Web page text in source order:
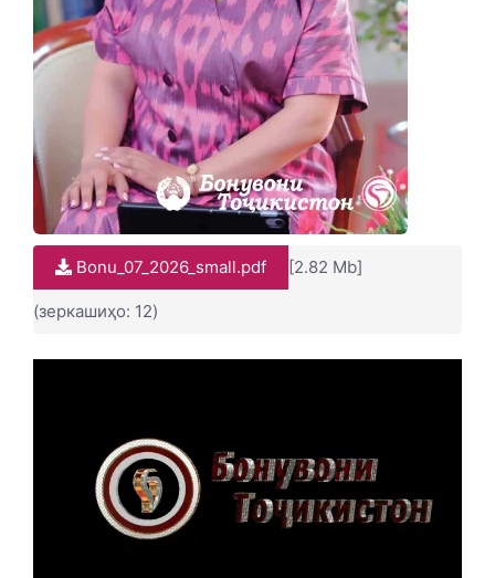
Bonu_07_2026_small.pdf [2.82 Mb]
(зеркашиҳо: 12)